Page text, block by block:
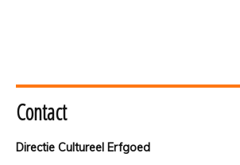
Contact
Directie Cultureel Erfgoed